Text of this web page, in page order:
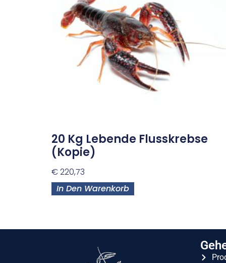
20 Kg Lebende Flusskrebse
(kopie)
€220,73
In Den Warenkorb